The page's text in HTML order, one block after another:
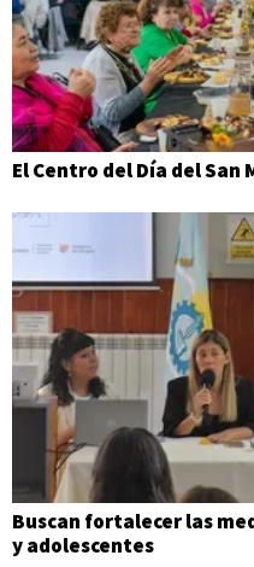
El Centro del Día del San
Buscan fortalecer las
y adolescentes